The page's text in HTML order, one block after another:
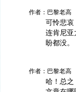
作者：巴黎老高
可怜悲哀
连肯尼亚
盼都没。
作者：巴黎老高
哈！总之